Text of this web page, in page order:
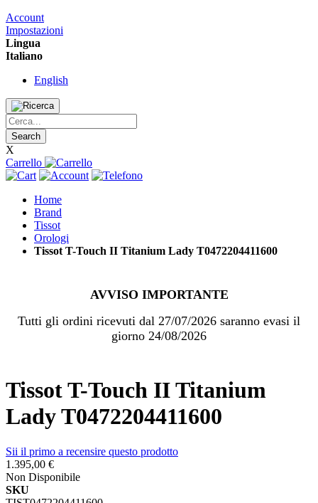
Account
Impostazioni
Lingua
Italiano
English
Search
X
Carrello
Home
Brand
Tissot
Orologi
Tissot T-Touch II Titanium Lady T0472204411600
AVVISO IMPORTANTE
Tutti gli ordini ricevuti dal 27/07/2026 saranno evasi il
giorno 24/08/2026
Tissot T-Touch II Titanium
Lady T0472204411600
Sii il primo a recensire questo prodotto
1.395,00 €
Non Disponibile
SKU